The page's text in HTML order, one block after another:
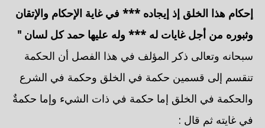
إحكام هذا الخلق إذ إيجاده *** في غاية الإحكام والإتقان
وثبوره من أجل غايات له *** وله عليها حمد كل لسان "
سبحانه وتعالى ذكر المؤلف في هذا الفصل أن الحكمة
تنقسم إلى قسمين حكمة في الخلق وحكمة في الشرع
والحكمة في الخلق إما حكمة في ذات الشيء وإما حكمةٌ
في غايته ثم قال :